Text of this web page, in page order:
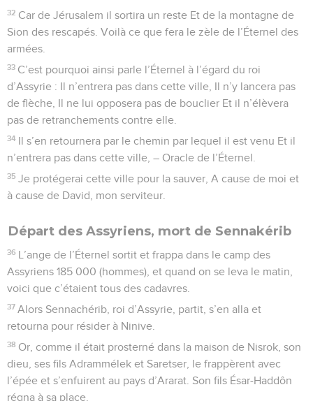
32 Car de Jérusalem il sortira un reste Et de la montagne de
Sion des rescapés. Voilà ce que fera le zèle de l’Éternel des
armées.
33 C’est pourquoi ainsi parle l’Éternel à l’égard du roi
d’Assyrie : Il n’entrera pas dans cette ville, Il n’y lancera pas
de flèche, Il ne lui opposera pas de bouclier Et il n’élèvera
pas de retranchements contre elle.
34 Il s’en retournera par le chemin par lequel il est venu Et il
n’entrera pas dans cette ville, – Oracle de l’Éternel.
35 Je protégerai cette ville pour la sauver, A cause de moi et
à cause de David, mon serviteur.
Départ des Assyriens, mort de Sennakérib
36 L’ange de l’Éternel sortit et frappa dans le camp des
Assyriens 185 000 (hommes), et quand on se leva le matin,
voici que c’étaient tous des cadavres.
37 Alors Sennachérib, roi d’Assyrie, partit, s’en alla et
retourna pour résider à Ninive.
38 Or, comme il était prosterné dans la maison de Nisrok, son
dieu, ses fils Adrammélek et Saretser, le frappèrent avec
l’épée et s’enfuirent au pays d’Ararat. Son fils Ésar-Haddôn
régna à sa place.